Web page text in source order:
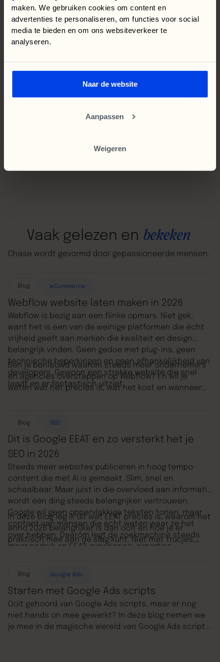
maken. We gebruiken cookies om content en
advertenties te personaliseren, om functies voor social
media te bieden en om ons websiteverkeer te
analyseren.
Naar de website
Aanpassen
Weigeren
Heb je specifieke onderdelen waarover je meer wilt
weten? Stuur een mailtje en we schrijven er graag
een blog over.
Vaak gelezen en bekeken
Chase wordt gevormd door gepassioneerde mensen.
Blog eCommerce
Webflow website laten maken in 2026
Webflow is bezig aan een flinke opmars. Niet gek,
want het is een van de weinige platformen die écht
vrijheid geeft aan merken die kwaliteit en design
belangrijk vinden. Geen gedoe met plug-ins, geen
technische beperkingen en geen afhankelijkheid van
developers. Gewoon een strakke website die snel
laadt en er fantastisch uitziet.
Ben je benieuwd waarom steeds meer ondernemers
en agencies overstappen op Webflow? En wil je
weten wat het precies is, wat het kost en wanneer
over een Webflow website laten maken.
Blog SEO
Dit is Google EEAT en zo versterkt het je
SEO in 2026
Steeds meer websites publiceren in hoog tempo
content die met AI is gemaakt. Slim, snel en
schaalbaar. Maar juist in die overvloed aan informatie
wordt één ding steeds belangrijker: vertrouwen.
Google wil geen oppervlakkige teksten tonen, maar
content van mensen die écht weten waar ze het
over hebben. Daarom legt de zoekmachine steeds
meer nadruk op EEAT: experience, expertise,
In deze blog leg ik uit wat EEAT precies is, waarom het
anno 2026 belangrijker is dan ooit en hoe je er
praktisch mee aan de slag kunt. Niet met trucjes,
Blog Google Ads
Starten met Google Ads scripts
Ooit gehoord van Google Ads scripts, maar er nog
niet hands on mee gewerkt? In deze blog nemen we
je mee in de magische wereld van Google Ads scripts: